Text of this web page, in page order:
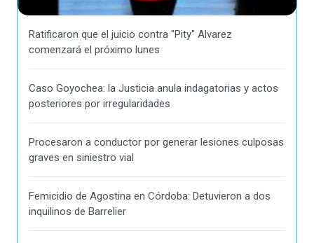
Ratificaron que el juicio contra "Pity" Alvarez
comenzará el próximo lunes
Caso Goyochea: la Justicia anula indagatorias y actos
posteriores por irregularidades
Procesaron a conductor por generar lesiones culposas
graves en siniestro vial
Femicidio de Agostina en Córdoba: Detuvieron a dos
inquilinos de Barrelier